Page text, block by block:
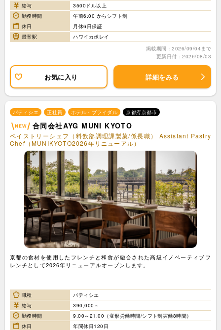
給与
3500ドル以上
勤務時間
午前6:00 からシフト制
休日
月休6日保証
最寄駅
ハワイカポレイ
掲載期間：2026/09/04まで
更新日付：2026/08/03
お気に入り 詳細をみる
パティシエ 正社員 ホテル・ブライダル 京都府京都市
合同会社AYG MUNI KYOTO
ペイストリーシェフ（料飲部調理課製菓/係長職） Assistant Pastry
Chef（MUNIKYOTO2026年リニューアル）
京都の食材を使用したフレンチと和食が融合された高級イノベーティブフ
レンチとして2026年リニューアルオープンします。
職種
パティシエ
給与
390,000～
勤務時間
9:00～21:00（変形労働時間/シフト制実働8時間）
休日
年間休日120日